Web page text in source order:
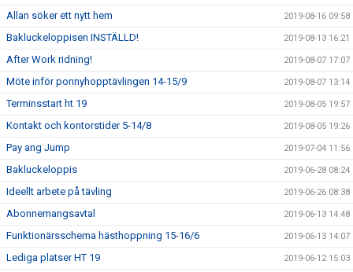
Allan söker ett nytt hem 2019-08-16 09:58
Bakluckeloppisen INSTÄLLD! 2019-08-13 16:21
After Work ridning! 2019-08-07 17:07
Möte inför ponnyhopptävlingen 14-15/9 2019-08-07 13:14
Terminsstart ht 19 2019-08-05 19:57
Kontakt och kontorstider 5-14/8 2019-08-05 19:26
Pay ang Jump 2019-07-04 11:56
Bakluckeloppis 2019-06-28 08:24
Ideellt arbete på tävling 2019-06-26 08:38
Abonnemangsavtal 2019-06-13 14:48
Funktionärsschema hästhoppning 15-16/6 2019-06-13 14:07
Lediga platser HT 19 2019-06-12 15:03